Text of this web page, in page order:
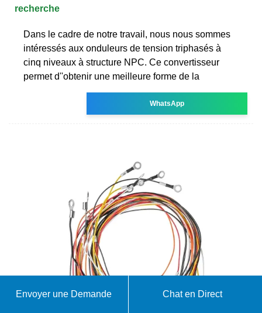
recherche
Dans le cadre de notre travail, nous nous sommes
intéressés aux onduleurs de tension triphasés à
cinq niveaux à structure NPC. Ce convertisseur
permet d''obtenir une meilleure forme de la
WhatsApp
Envoyer une Demande Chat en Direct